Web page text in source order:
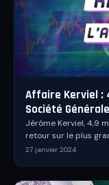
Affaire Kerviel :
Société Générale
Jérôme Kerviel, 4,9
retour sur le plus
leçons sur la gestion
27 janvier 2024